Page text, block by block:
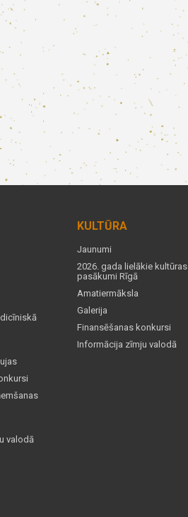
valodā
KULTŪRA
Jaunumi
2026. gada lielākie kultūras
pasākumi Rīgā
Amatiermāksla
Galerija
Finansēšanas konkursi
Informācija zīmju valodā